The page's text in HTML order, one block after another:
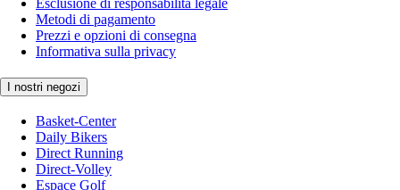
Metodi di pagamento
Prezzi e opzioni di consegna
Informativa sulla privacy
I nostri negozi
Basket-Center
Daily Bikers
Direct Running
Direct-Volley
Espace Golf